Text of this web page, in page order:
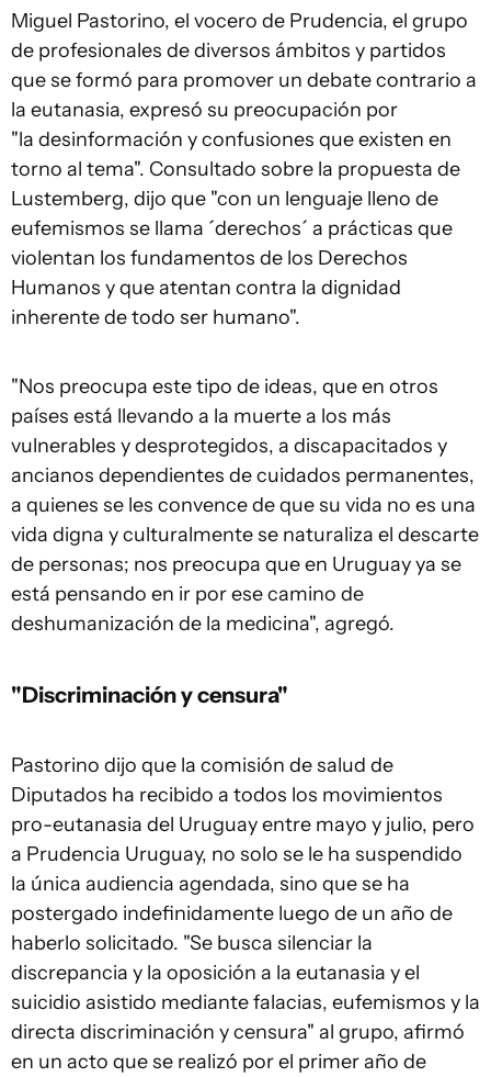
Miguel Pastorino, el vocero de Prudencia, el grupo
de profesionales de diversos ámbitos y partidos
que se formó para promover un debate contrario a
la eutanasia, expresó su preocupación por
"la desinformación y confusiones que existen en
torno al tema". Consultado sobre la propuesta de
Lustemberg, dijo que "con un lenguaje lleno de
eufemismos se llama ´derechos´ a prácticas que
violentan los fundamentos de los Derechos
Humanos y que atentan contra la dignidad
inherente de todo ser humano".
"Nos preocupa este tipo de ideas, que en otros
países está llevando a la muerte a los más
vulnerables y desprotegidos, a discapacitados y
ancianos dependientes de cuidados permanentes,
a quienes se les convence de que su vida no es una
vida digna y culturalmente se naturaliza el descarte
de personas; nos preocupa que en Uruguay ya se
está pensando en ir por ese camino de
deshumanización de la medicina", agregó.
"Discriminación y censura"
Pastorino dijo que la comisión de salud de
Diputados ha recibido a todos los movimientos
pro-eutanasia del Uruguay entre mayo y julio, pero
a Prudencia Uruguay, no solo se le ha suspendido
la única audiencia agendada, sino que se ha
postergado indefinidamente luego de un año de
haberlo solicitado. "Se busca silenciar la
discrepancia y la oposición a la eutanasia y el
suicidio asistido mediante falacias, eufemismos y la
directa discriminación y censura" al grupo, afirmó
en un acto que se realizó por el primer año de